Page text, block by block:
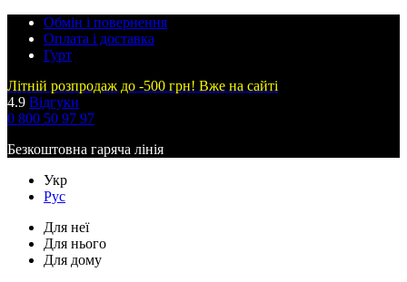
Обмін і повернення
Оплата і доставка
Гурт
Літній розпродаж до -500 грн! Вже на сайті
4.9 Відгуки
0 800 50 97 97
Безкоштовна гаряча лінія
Укр
Рус
Для неї
Для нього
Для дому